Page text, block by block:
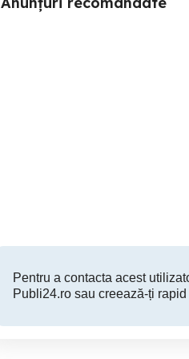
Pentru a contacta acest
Publi24.ro sau creează-ți